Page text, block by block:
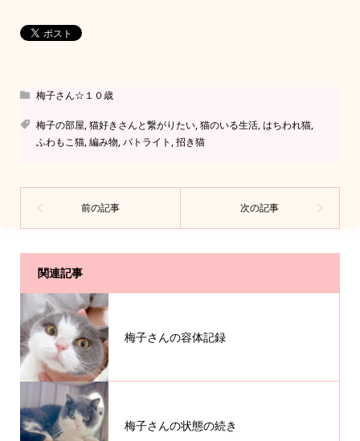
梅子さん☆１０歳
梅子の部屋,猫好きさんと繋がりたい,猫のいる生活,はちわれ猫,
ふわもこ猫,編み物,パトライト ,招き猫
関連記事
梅子さんの容体記録
梅子さんの状態の続き